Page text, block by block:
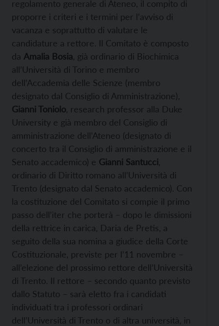
regolamento generale di Ateneo, il compito di
proporre i criteri e i termini per l’avviso di
vacanza e soprattutto di valutare le
candidature a rettore. Il Comitato è composto
da Amalia Bosia , già ordinario di Biochimica
all’Università di Torino e membro
dell’Accademia delle Scienze (membro
designato dal Consiglio di Amministrazione),
Gianni Toniolo , research professor alla Duke
University e già membro del Consiglio di
amministrazione dell’Ateneo (designato di
concerto tra il Consiglio di amministrazione e il
Senato accademico) e Gianni Santucci
ordinario di Diritto romano all’Università di
Trento (designato dal Senato accademico). Con
la costituzione del Comitato si compie il primo
passo dell’iter che porterà – dopo le dimissioni
della rettrice in carica, Daria de Pretis, a
seguito della sua nomina a giudice della Corte
Costituzionale, previste per l’11 novembre –
all’elezione del prossimo rettore dell’Università
di Trento. Il rettore – secondo quanto previsto
dallo Statuto – sarà eletto fra i candidati
individuati tra i professori ordinari
dell’Università di Trento o di altra università, in